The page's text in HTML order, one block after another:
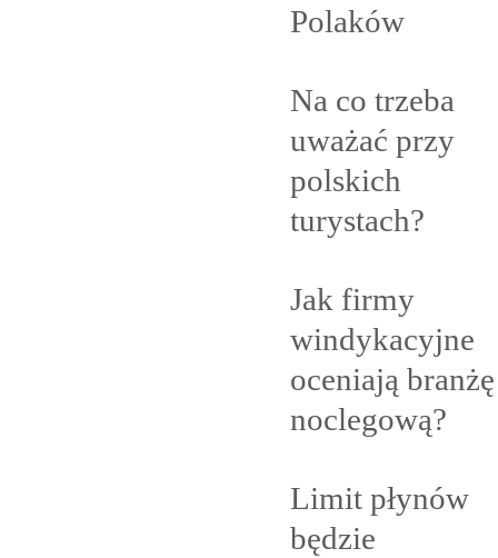
Polaków
Na co trzeba
uważać przy
polskich
turystach?
Jak firmy
windykacyjne
oceniają branżę
noclegową?
Limit płynów
będzie